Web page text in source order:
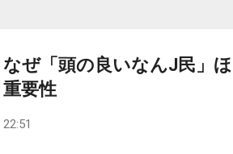
なぜ「頭の良いなんJ民」
重要性
22:51